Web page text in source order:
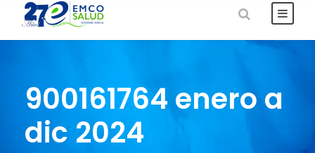
900161764 enero a
dic 2024